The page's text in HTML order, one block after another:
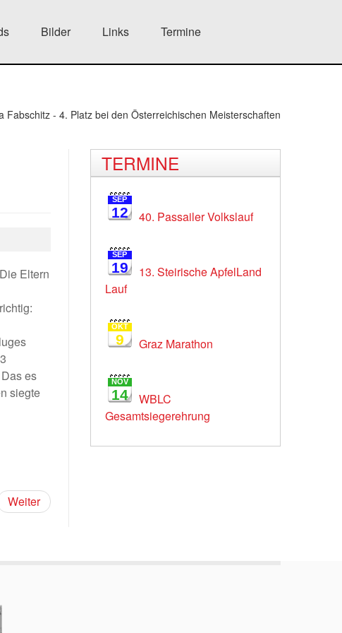
Bilder Links Termine
Fabschitz - 4. Platz bei den Österreichischen Meisterschaften
Eltern
es
siegte
Weiter
TERMINE
SEP
12 40. Passailer Volkslauf
SEP
19
13. Steirische ApfelLand
Lauf
OKT
9 Graz Marathon
NOV
14
WBLC
Gesamtsiegerehrung